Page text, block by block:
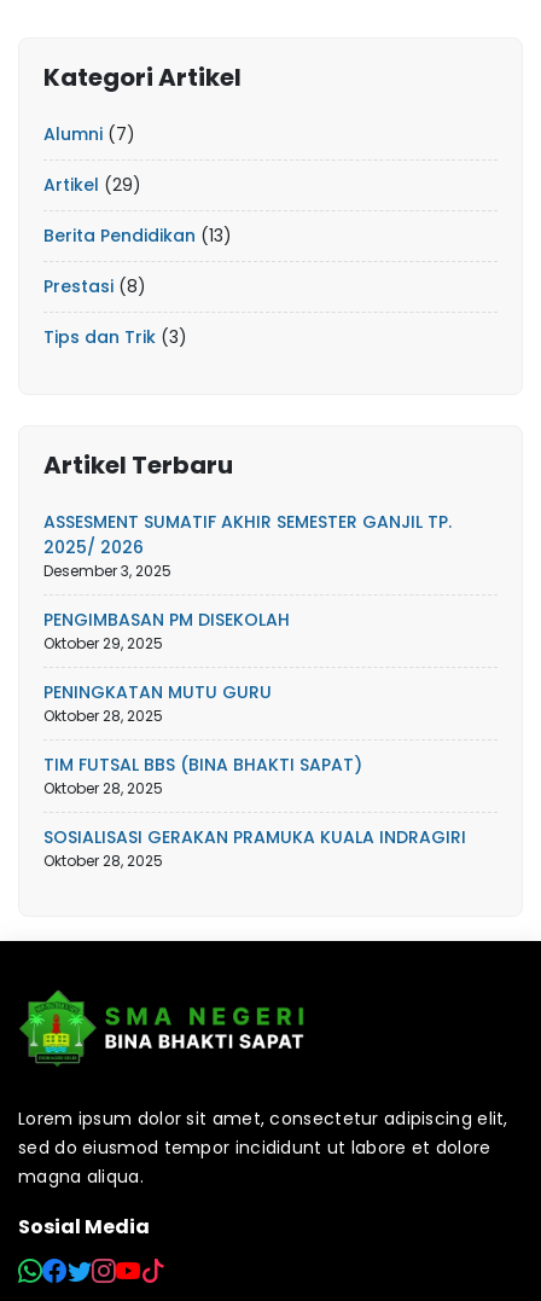
Kategori Artikel
Alumni (7)
Artikel (29)
Berita Pendidikan (13)
Prestasi (8)
Tips dan Trik (3)
Artikel Terbaru
ASSESMENT SUMATIF AKHIR SEMESTER GANJIL TP.
2025/ 2026
Desember 3, 2025
PENGIMBASAN PM DISEKOLAH
Oktober 29, 2025
PENINGKATAN MUTU GURU
Oktober 28, 2025
TIM FUTSAL BBS (BINA BHAKTI SAPAT)
Oktober 28, 2025
SOSIALISASI GERAKAN PRAMUKA KUALA INDRAGIRI
Oktober 28, 2025
Lorem ipsum dolor sit amet, consectetur adipiscing elit,
sed do eiusmod tempor incididunt ut labore et dolore
magna aliqua.
Sosial Media